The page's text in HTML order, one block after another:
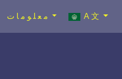
معلومات A文